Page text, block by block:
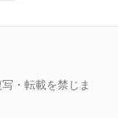
・転載を禁じま